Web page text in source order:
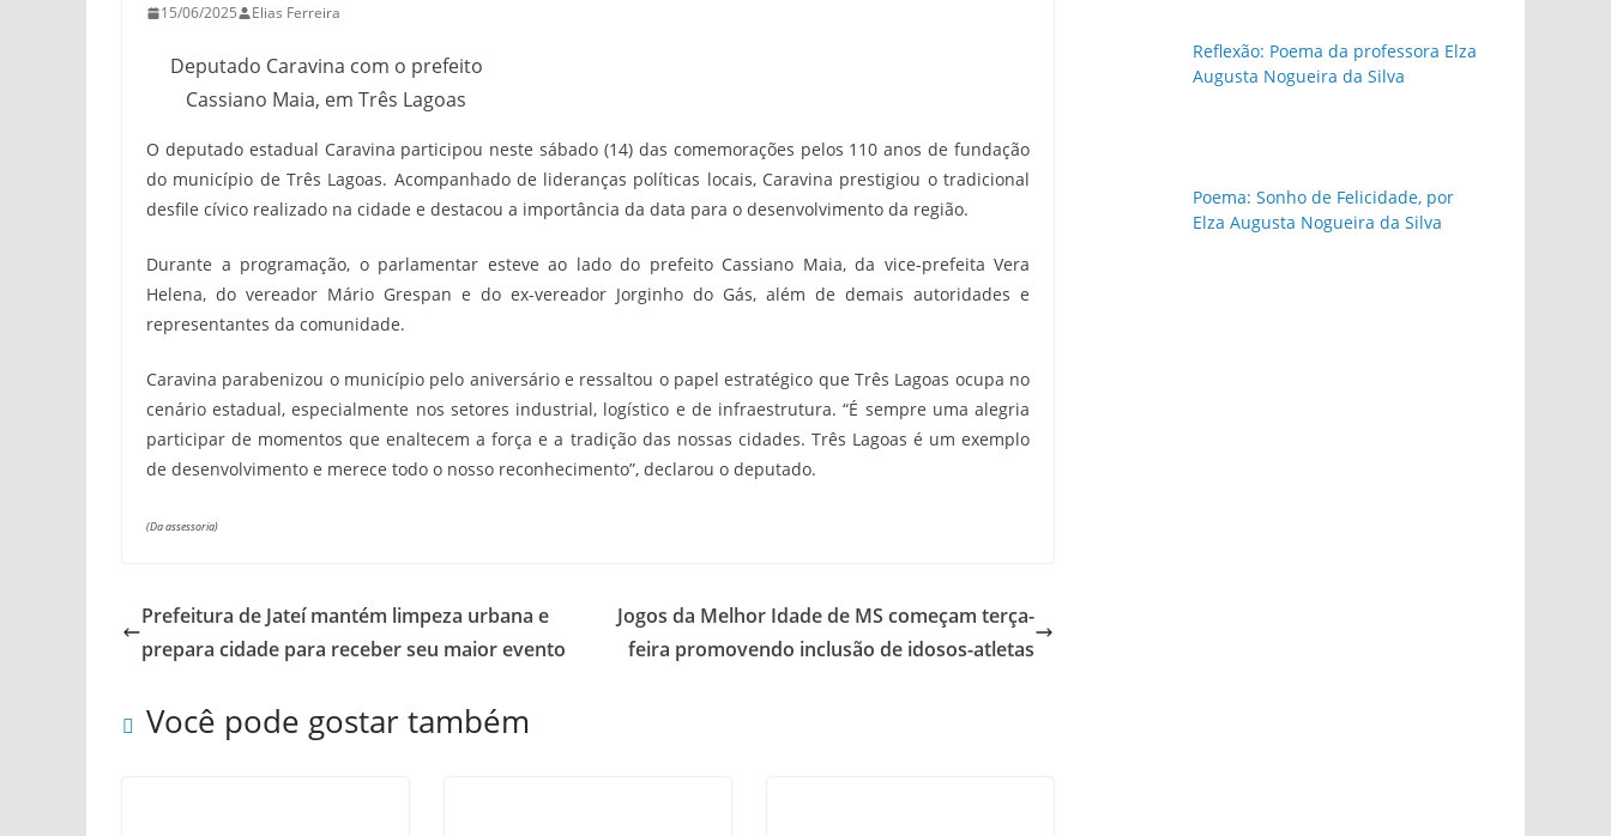
15/06/2025 Elias Ferreira
Deputado Caravina com o prefeito
Cassiano Maia, em Três Lagoas
O deputado estadual Caravina participou neste sábado (14) das comemorações pelos 110 anos de fundação
do município de Três Lagoas. Acompanhado de lideranças políticas locais, Caravina prestigiou o tradicional
desfile cívico realizado na cidade e destacou a importância da data para o desenvolvimento da região.
Durante a programação, o parlamentar esteve ao lado do prefeito Cassiano Maia, da vice-prefeita Vera
Helena, do vereador Mário Grespan e do ex-vereador Jorginho do Gás, além de demais autoridades e
representantes da comunidade.
Caravina parabenizou o município pelo aniversário e ressaltou o papel estratégico que Três Lagoas ocupa no
cenário estadual, especialmente nos setores industrial, logístico e de infraestrutura. “É sempre uma alegria
participar de momentos que enaltecem a força e a tradição das nossas cidades. Três Lagoas é um exemplo
de desenvolvimento e merece todo o nosso reconhecimento”, declarou o deputado.
(Da assessoria)
Prefeitura de Jateí mantém limpeza urbana e
prepara cidade para receber seu maior evento
Jogos da Melhor Idade de MS começam terça-
feira promovendo inclusão de idosos-atletas
Você pode gostar também
Reflexão: Poema da professora Elza
Augusta Nogueira da Silva
Poema: Sonho de Felicidade, por
Elza Augusta Nogueira da Silva